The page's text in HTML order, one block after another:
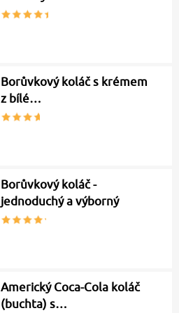
Borůvkový koláč s krémem
z bílé…
Borůvkový koláč -
jednoduchý a výborný
Americký Coca-Cola koláč
(buchta) s…